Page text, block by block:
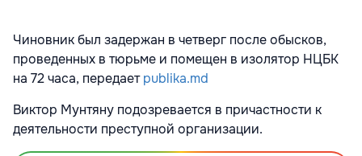
Чиновник был задержан в четверг после обысков,
проведенных в тюрьме и помещен в изолятор НЦБК
на 72 часа, передаетpublika.md
Виктор Мунтяну подозревается в причастности к
деятельности преступной организации.